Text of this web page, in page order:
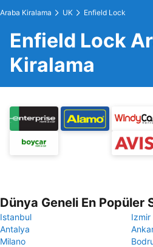
Araba Kiralama UK Enfield Lock
Enfield Lock
Kiralama
Dünya Geneli En Popüler
Istanbul
Izmir
Antalya
Milano